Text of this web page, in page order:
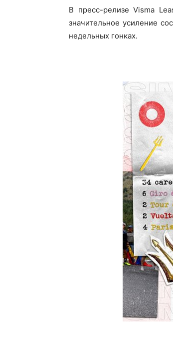
В пресс-релизе Visma
значительное усиление
недельных гонках.